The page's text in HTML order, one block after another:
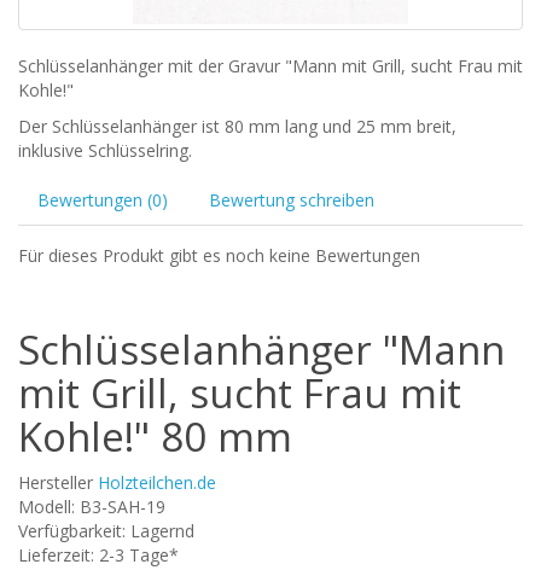
Schlüsselanhänger mit der Gravur "Mann mit Grill, sucht Frau mit
Kohle!"
Der Schlüsselanhänger ist 80 mm lang und 25 mm breit,
inklusive Schlüsselring.
Bewertungen (0) Bewertung schreiben
Für dieses Produkt gibt es noch keine Bewertungen
Schlüsselanhänger "Mann
mit Grill, sucht Frau mit
Kohle!" 80 mm
Hersteller Holzteilchen.de
Modell: B3-SAH-19
Verfügbarkeit: Lagernd
Lieferzeit: 2-3 Tage*